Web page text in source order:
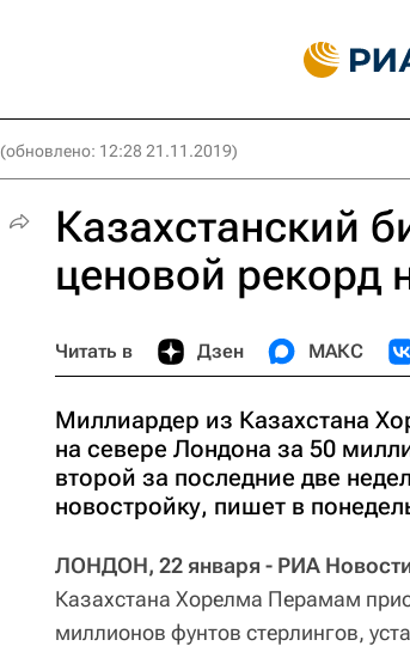
(обновлено: 12:28 21.11.2019)
Казахстанский
ценовой рекорд
Читать в Дзен МАКС
Миллиардер из Казахстана
на севере Лондона за 50
второй за последние две
новостройку, пишет в
ЛОНДОН, 22 января - РИА
Казахстана Хорелма Перамам
миллионов фунтов стерлингов,